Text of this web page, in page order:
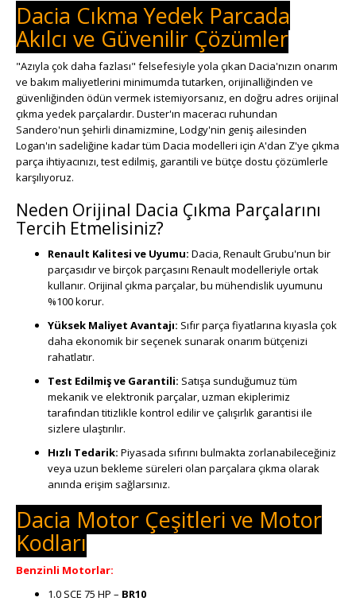
Dacia Çıkma Yedek Parçada
Akılcı ve Güvenilir Çözümler
"Azıyla çok daha fazlası" felsefesiyle yola çıkan Dacia'nızın onarım
ve bakım maliyetlerini minimumda tutarken, orijinalliğinden ve
güvenliğinden ödün vermek istemiyorsanız, en doğru adres orijinal
çıkma yedek parçalardır. Duster'ın maceracı ruhundan
Sandero'nun şehirli dinamizmine, Lodgy'nin geniş ailesinden
Logan'ın sadeliğine kadar tüm Dacia modelleri için A'dan Z'ye çıkma
parça ihtiyacınızı, test edilmiş, garantili ve bütçe dostu çözümlerle
karşılıyoruz.
Neden Orijinal Dacia Çıkma Parçalarını
Tercih Etmelisiniz?
Renault Kalitesi ve Uyumu: Dacia, Renault Grubu'nun bir
parçasıdır ve birçok parçasını Renault modelleriyle ortak
kullanır. Orijinal çıkma parçalar, bu mühendislik uyumunu
%100 korur.
Yüksek Maliyet Avantajı: Sıfır parça fiyatlarına kıyasla çok
daha ekonomik bir seçenek sunarak onarım bütçenizi
rahatlatır.
Test Edilmiş ve Garantili: Satışa sunduğumuz tüm
mekanik ve elektronik parçalar, uzman ekiplerimiz
tarafından titizlikle kontrol edilir ve çalışırlık garantisi ile
sizlere ulaştırılır.
Hızlı Tedarik: Piyasada sıfırını bulmakta zorlanabileceğiniz
veya uzun bekleme süreleri olan parçalara çıkma olarak
anında erişim sağlarsınız.
Dacia Motor Çeşitleri ve Motor
Kodları
Benzinli Motorlar:
1.0 SCE 75 HP – BR10